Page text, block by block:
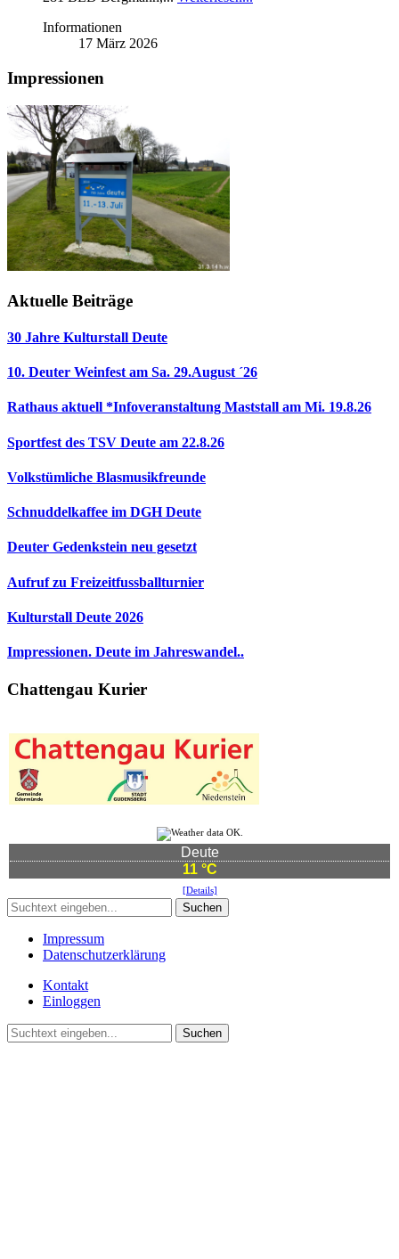
Informationen
17 März 2026
Impressionen
Aktuelle Beiträge
30 Jahre Kulturstall Deute
10. Deuter Weinfest am Sa. 29.August ´26
Rathaus aktuell *Infoveranstaltung Maststall am Mi. 19.8.26
Sportfest des TSV Deute am 22.8.26
Volkstümliche Blasmusikfreunde
Schnuddelkaffee im DGH Deute
Deuter Gedenkstein neu gesetzt
Aufruf zu Freizeitfussballturnier
Kulturstall Deute 2026
Impressionen. Deute im Jahreswandel..
Chattengau Kurier
Deute
11 °C
[Details]
Suchen
Impressum
Datenschutzerklärung
Kontakt
Einloggen
Suchen